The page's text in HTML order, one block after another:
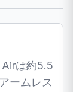
は約5.5
ームレス